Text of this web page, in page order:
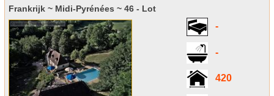
Frankrijk ~ Midi-Pyrénées ~ 46 - Lot
-
-
420